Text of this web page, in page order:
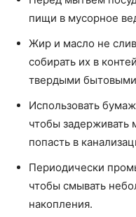
пищи в мусорное
Жир и масло не
собирать их в
твердыми
Использовать
чтобы задерживать
попасть в
Периодически
чтобы смывать
накопления.